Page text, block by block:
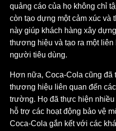
quảng cáo của họ không chỉ
còn tạo dựng một cảm xúc và
này giúp khách hàng xây
thương hiệu và tạo ra một
người tiêu dùng.
Hơn nữa, Coca-Cola cũng đã
thương hiệu liên quan đến
trường. Họ đã thực hiện
hỗ trợ các hoạt động bảo vệ
Coca-Cola gắn kết với các